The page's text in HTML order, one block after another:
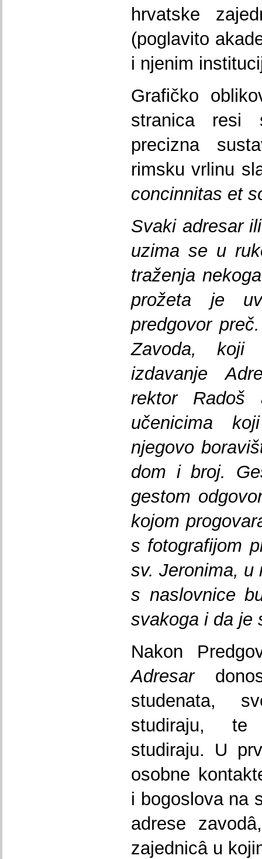
hrvatske
(poglavito
i njenim
Grafičko
stranica resi
precizna
rimsku vrlinu
concinnitas et
Svaki adresar
uzima se u
traženja
prožeta je
predgovor
Zavoda,
izdavanje
rektor Radoš
učenicima
njegovo
dom i broj.
gestom
kojom
s fotografijom
sv. Jeronima, u
s naslovnice
svakoga i da
Nakon
Adresar
studenata,
studiraju, te
studiraju. U
osobne
i bogoslova na
adrese
zajednicâ u